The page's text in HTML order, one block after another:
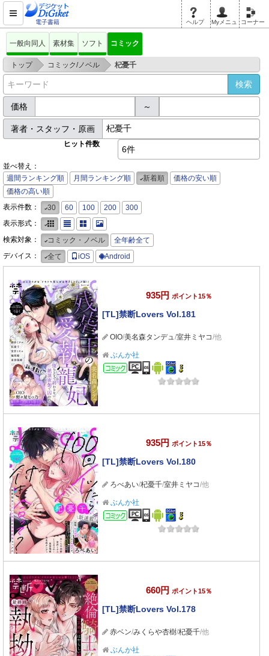
電子書籍 ヘルプ Myメニュ コーナー
一般向同人 素材集 ソフト コミック
トップ > コミック/ノベル > 杞憂千
価格 ～
著者・スタッフ・原画
ヒット件数
6件
並べ替え：
週間ランキング順
月間ランキング順 新着順
価格の安い順
価格の高い順
表示件数：
30 60 100 200
300
表示形式：
検索対象：
コミック・ノベル
全年齢全て
デバイス：
全て iOS Android
935円 ポイント15％
[TL]禁断Lovers Vol.181
OIO/美名森タンデュ/室井ミヤコ/他
ぶんか社
コミック
935円 ポイント15％
[TL]禁断Lovers Vol.180
ろべあい/杞憂千/室井ミヤコ/他
ぶんか社
コミック
660円 ポイント15％
[TL]禁断Lovers Vol.178
赤ベン/みくらや杏樹/杞憂千/他
ぶんか社